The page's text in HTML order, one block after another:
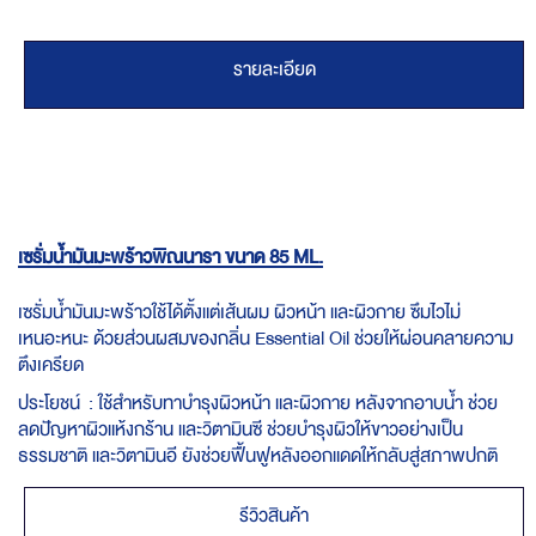
รายละเอียด
เซรั่มน้ำมันมะพร้าวพิณนารา ขนาด 85 ML.
เซรั่มน้ำมันมะพร้าวใช้ได้ตั้งแต่เส้นผม ผิวหน้า และผิวกาย ซึมไวไม่
เหนอะหนะ ด้วยส่วนผสมของกลิ่น Essential Oil ช่วยให้ผ่อนคลายความ
ตึงเครียด
ประโยชน์ : ใช้สำหรับทาบำรุงผิวหน้า และผิวกาย หลังจากอาบน้ำ ช่วย
ลดปัญหาผิวแห้งกร้าน และวิตามินซี ช่วยบำรุงผิวให้ขาวอย่างเป็น
ธรรมชาติ และวิตามินอี ยังช่วยฟื้นฟูหลังออกแดดให้กลับสู่สภาพปกติ
รีวิวสินค้า